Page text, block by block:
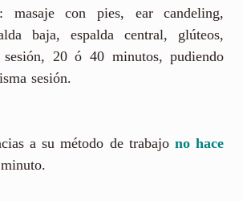
: masaje con pies, ear candeling,
baja, espalda central, glúteos,
20 ó 40 minutos, pudiendo
sesión.
a su método de trabajono hace